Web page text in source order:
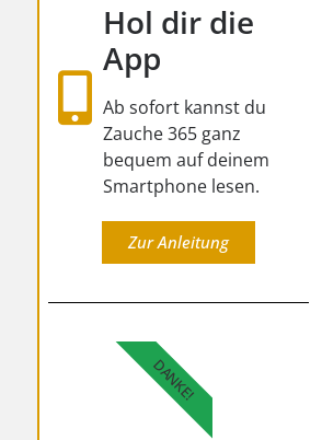
Hol dir die
App
Ab sofort kannst du
Zauche 365 ganz
bequem auf deinem
Smartphone lesen.
Zur Anleitung
DANKE!